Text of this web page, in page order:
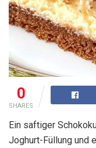
0
SHARES
Ein saftiger
Joghurt-Füllung und